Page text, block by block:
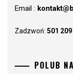
Email :
Zadzwoń: 501
POLUB